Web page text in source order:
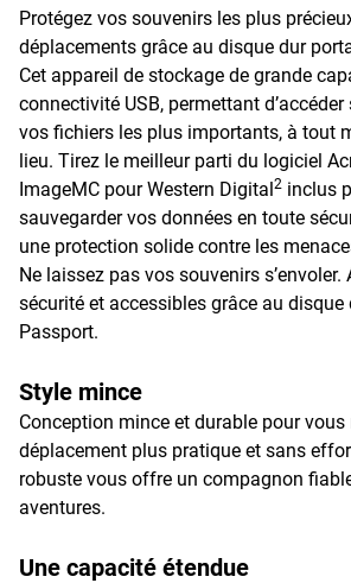
Protégez vos souvenirs les plus
déplacements grâce au disque dur
Cet appareil de stockage de grande
connectivité USB, permettant
vos fichiers les plus importants, à tout
lieu. Tirez le meilleur parti du logiciel
ImageMC pour Western Digital2 inclus
sauvegarder vos données en toute
une protection solide contre les
Ne laissez pas vos souvenirs s’envoler.
sécurité et accessibles grâce au
Passport.
Style mince
Conception mince et durable pour vous
déplacement plus pratique et sans
robuste vous offre un compagnon
aventures.
Une capacité étendue